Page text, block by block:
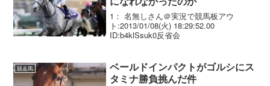
1： 名無しさん＠実況で競馬板アウ
ト:2013/01/08(火) 18:29:52.00
ID:b4klSsuk0反省会
競走馬
ベールドインパクトがゴルシにス
タミナ勝負挑んだ件